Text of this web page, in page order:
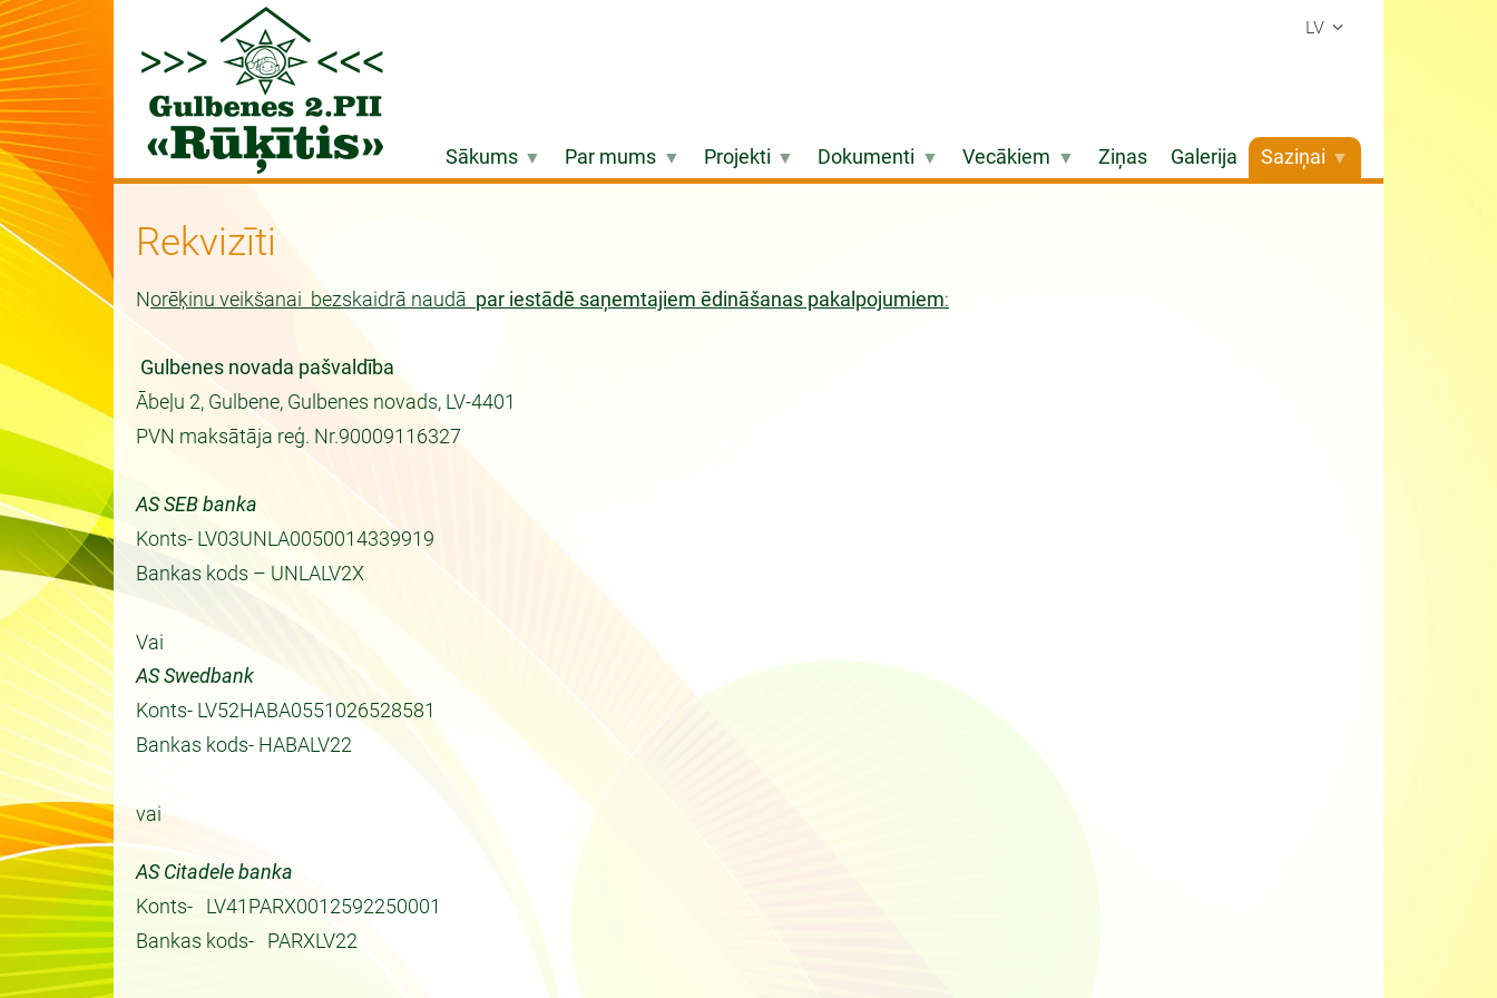
LV
Sākums Par mums Projekti Dokumenti Vecākiem Ziņas Galerija Saziņai
Rekvizīti
Norēķinu veikšanai bezskaidrā naudā par iestādē saņemtajiem ēdināšanas pakalpojumiem:
Gulbenes novada pašvaldība
Ābeļu 2, Gulbene, Gulbenes novads, LV-4401
PVN maksātāja reģ. Nr.90009116327
AS SEB banka
Konts- LV03UNLA0050014339919
Bankas kods – UNLALV2X
Vai
AS Swedbank
Konts- LV52HABA0551026528581
Bankas kods- HABALV22
vai
AS Citadele banka
Konts- LV41PARX0012592250001
Bankas kods- PARXLV22